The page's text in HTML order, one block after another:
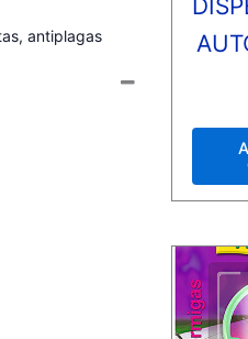
antiplagas
0